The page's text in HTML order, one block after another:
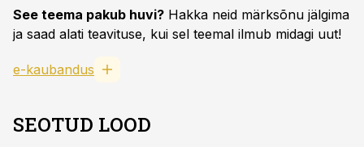
See teema pakub huvi? Hakka neid märksõnu jälgima
ja saad alati teavituse, kui sel teemal ilmub midagi uut!
e-kaubandus
SEOTUD LOOD